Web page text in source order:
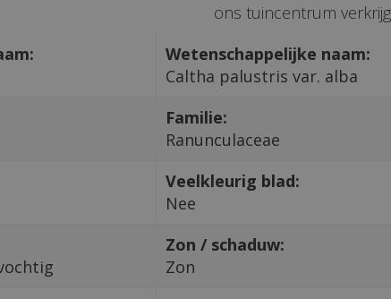
ons tuincentrum
Wetenschappelijke naam:
Caltha palustris var. alba
Familie:
Ranunculaceae
Veelkleurig blad:
Nee
Zon / schaduw:
Zon